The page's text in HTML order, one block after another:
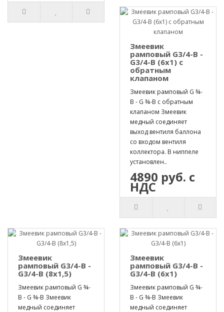
Змеевик
рамповый G3/4-B -
G3/4-B (6х1) с
обратным
клапаном
Змеевик рамповый G ¾-
B - G ¾-B с обратным
клапаном Змеевик
медный соединяет
выход вентиля баллона
со входом вентиля
коллектора. В ниппеле
установлен..
4890 руб. с
НДС
Змеевик
рамповый G3/4-B -
G3/4-B (8х1,5)
Змеевик рамповый G ¾-
B - G ¾-B Змеевик
медный соединяет
Змеевик
рамповый G3/4-B -
G3/4-B (6х1)
Змеевик рамповый G ¾-
B - G ¾-B Змеевик
медный соединяет